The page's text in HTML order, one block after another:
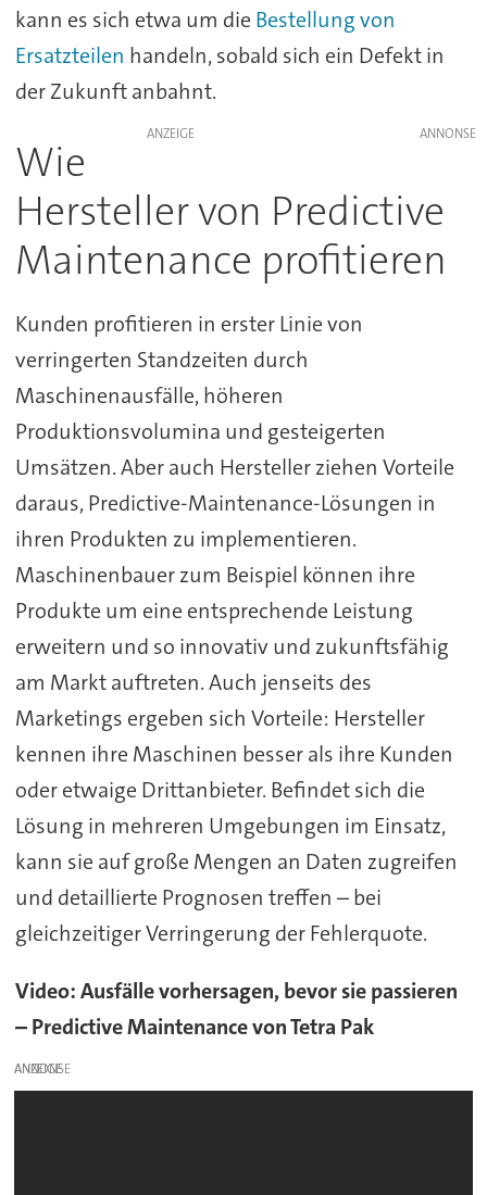
kann es sich etwa um die Bestellung von
Ersatzteilen handeln, sobald sich ein Defekt in
der Zukunft anbahnt.
ANZEIGE
Wie
Hersteller von Predictive
Maintenance profitieren
Kunden profitieren in erster Linie von
verringerten Standzeiten durch
Maschinenausfälle, höheren
Produktionsvolumina und gesteigerten
Umsätzen. Aber auch Hersteller ziehen Vorteile
daraus, Predictive-Maintenance-Lösungen in
ihren Produkten zu implementieren.
Maschinenbauer zum Beispiel können ihre
Produkte um eine entsprechende Leistung
erweitern und so innovativ und zukunftsfähig
am Markt auftreten. Auch jenseits des
Marketings ergeben sich Vorteile: Hersteller
kennen ihre Maschinen besser als ihre Kunden
oder etwaige Drittanbieter. Befindet sich die
Lösung in mehreren Umgebungen im Einsatz,
kann sie auf große Mengen an Daten zugreifen
und detaillierte Prognosen treffen – bei
gleichzeitiger Verringerung der Fehlerquote.
Video: Ausfälle vorhersagen, bevor sie passieren
– Predictive Maintenance von Tetra Pak
ANZEIGE